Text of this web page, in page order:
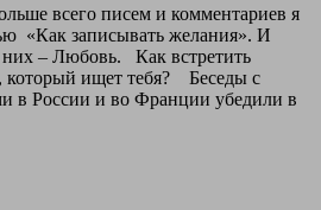
всего писем и комментариев я
«Как записывать желания». И
них – Любовь. Как встретить
который ищет тебя? Беседы с
в России и во Франции убедили в